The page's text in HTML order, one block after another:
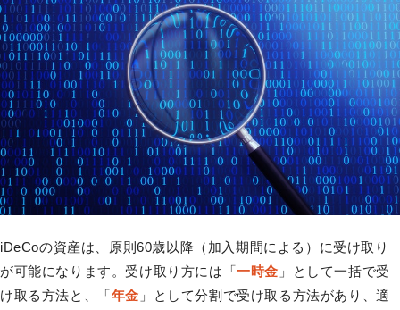
iDeCoの資産は、原則60歳以降（加入期間による）に受け取り
が可能になります。受け取り方には「一時金 」として一括で受
け取る方法と、「年金 」として分割で受け取る方法があり、適